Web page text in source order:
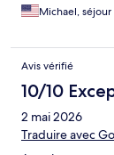
Michael,
Avis vérifié
10/10
2 mai 2026
Traduire avec